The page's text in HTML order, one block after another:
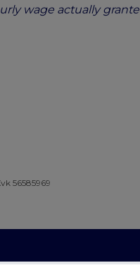
wage actually
56585969